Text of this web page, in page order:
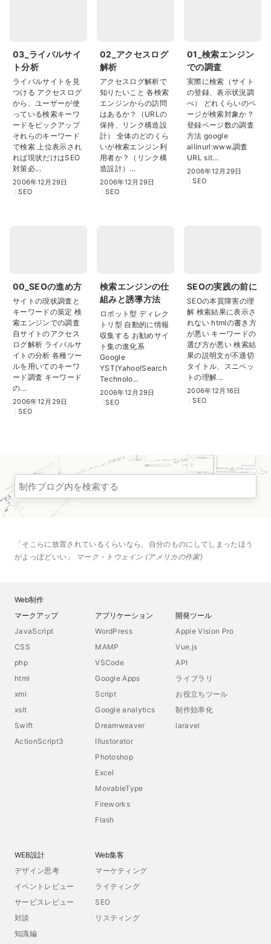
03_ライバルサイ
ト分析
ライバルサイトを見
つける アクセスログ
から、ユーザーが使
っている検索キーワ
ードをピックアップ
それらのキーワード
で検索 上位表示され
れば現状だけはSEO
対策必...
2006年12月29日
SEO
02_アクセスログ
解析
アクセスログ解析で
知りたいこと 各検索
エンジンからの訪問
はあるか？（URLの
保持、リンク構造設
計） 全体のどのくら
いが検索エンジン利
用者か？（リンク構
造設計）...
2006年12月29日
SEO
01_検索エンジン
での調査
実際に検索（サイト
の登録、表示状況調
べ） どれくらいのペ
ージが検索対象か？
登録ページ数の調査
方法 google
allinurl:www.調査
URL sit...
2006年12月29日
SEO
00_SEOの進め方
サイトの現状調査と
キーワードの策定 検
索エンジンでの調査
自サイトのアクセス
ログ解析 ライバルサ
イトの分析 各種ツー
ルを用いてのキーワ
ード調査 キーワード
の...
2006年12月29日
SEO
検索エンジンの仕
組みと誘導方法
ロボット型 ディレク
トリ型 自動的に情報
収集する お勧めサイ
ト集の進化系
Google
YST(Yahoo!Search
Technolo...
2006年12月29日
SEO
SEOの実践の前に
SEOの本質障害の理
解 検索結果に表示さ
れない htmlの書き方
が悪い キーワードの
選び方が悪い 検索結
果の説明文が不適切
タイトル、スニペッ
トの理解...
2006年12月16日
SEO
そこらに放置されているくらいなら、自分のものにしてしまったほう
がよっぽどいい
マーク・トウェイン アメリカの作家
Web制作
マークアップ
JavaScript
CSS
php
html
xml
xslt
Swift
ActionScript3
アプリケーション
WordPress
MAMP
VSCode
Google Apps
Script
Google analytics
Dreamweaver
Illustorator
Photoshop
Excel
MovableType
Fireworks
Flash
開発ツール
Apple Vision Pro
Vue.js
API
ライブラリ
お役立ちツール
制作効率化
laravel
WEB設計
デザイン思考
イベントレビュー
サービスレビュー
対談
知識編
Web集客
マーケティング
ライティング
SEO
リスティング